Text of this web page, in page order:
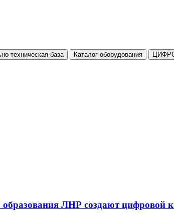
техническая база Каталог оборудования
ЛНР создают цифровой